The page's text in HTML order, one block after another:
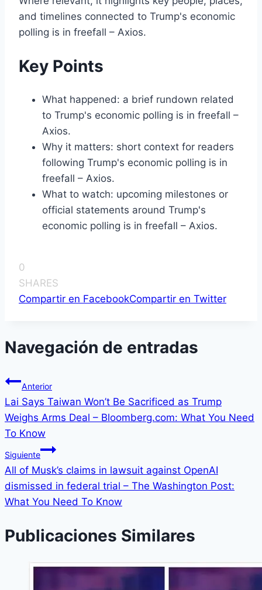
and timelines connected to Trump's economic
polling is in freefall – Axios.
Key Points
What happened: a brief rundown related
to Trump's economic polling is in freefall –
Axios.
Why it matters: short context for readers
following Trump's economic polling is in
freefall – Axios.
What to watch: upcoming milestones or
official statements around Trump's
economic polling is in freefall – Axios.
0
SHARES
Compartir en FacebookCompartir en Twitter
Navegación de entradas
Anterior
Lai Says Taiwan Won’t Be Sacrificed as Trump
Weighs Arms Deal – Bloomberg.com: What You Need
To Know
Siguiente
All of Musk’s claims in lawsuit against OpenAI
dismissed in federal trial – The Washington Post:
What You Need To Know
Publicaciones Similares